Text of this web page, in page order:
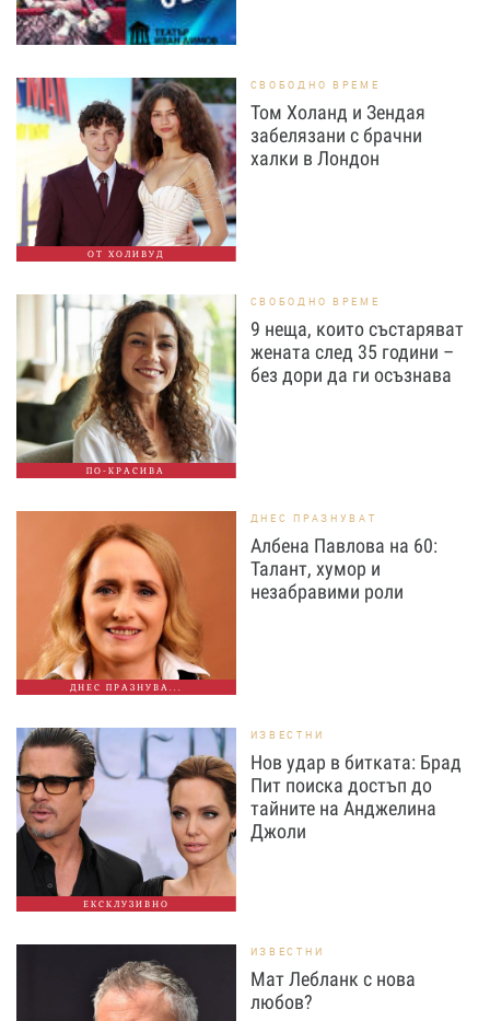
ОТ ХОЛИВУД
СВОБОДНО ВРЕМЕ
Том Холанд и Зендая
забелязани с брачни
халки в Лондон
ПО-КРАСИВА
СВОБОДНО ВРЕМЕ
9 неща, които състаряват
жената след 35 години –
без дори да ги осъзнава
ДНЕС ПРАЗНУВА...
ДНЕС ПРАЗНУВАТ
Албена Павлова на 60:
Талант, хумор и
незабравими роли
ЕКСКЛУЗИВНО
ИЗВЕСТНИ
Нов удар в битката: Брад
Пит поиска достъп до
тайните на Анджелина
Джоли
ИЗВЕСТНИ
Мат Лебланк с нова
любов?